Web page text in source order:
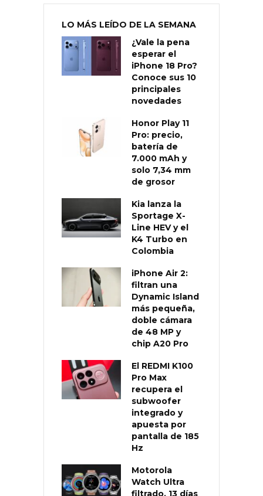
LO MÁS LEÍDO DE LA SEMANA
¿Vale la pena
esperar el
iPhone 18 Pro?
Conoce sus 10
principales
novedades
Honor Play 11
Pro: precio,
batería de
7.000 mAh y
solo 7,34 mm
de grosor
Kia lanza la
Sportage X-
Line HEV y el
K4 Turbo en
Colombia
iPhone Air 2:
filtran una
Dynamic Island
más pequeña,
doble cámara
de 48 MP y
chip A20 Pro
El REDMI K100
Pro Max
recupera el
subwoofer
integrado y
apuesta por
pantalla de 185
Hz
Motorola
Watch Ultra
filtrado, 13 días